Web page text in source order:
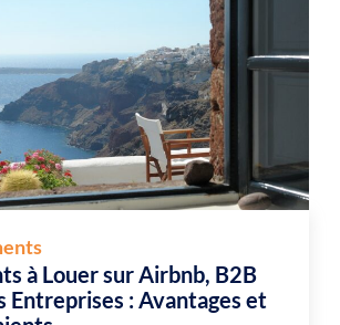
à Louer sur Airbnb, B2B
Entreprises : Avantages et